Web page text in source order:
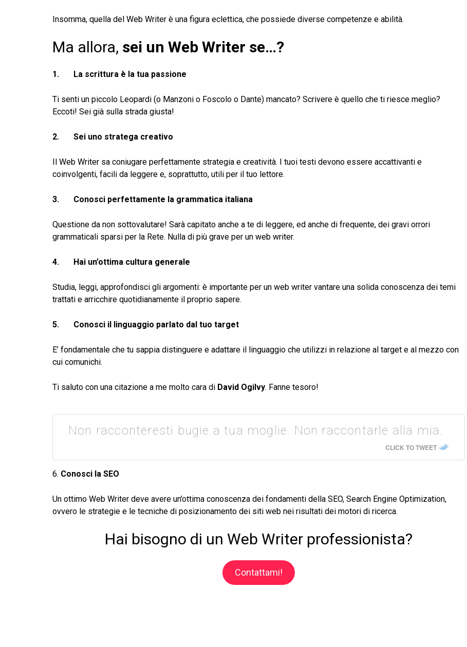
Insomma, quella del Web Writer è una figura eclettica, che possiede diverse competenze e abilità.
Ma allora, sei un Web Writer se…?
1. La scrittura è la tua passione
Ti senti un piccolo Leopardi (o Manzoni o Foscolo o Dante) mancato? Scrivere è quello che ti riesce meglio?
Eccoti! Sei già sulla strada giusta!
2. Sei uno stratega creativo
Il Web Writer sa coniugare perfettamente strategia e creatività. I tuoi testi devono essere accattivanti e
coinvolgenti, facili da leggere e, soprattutto, utili per il tuo lettore.
3. Conosci perfettamente la grammatica italiana
Questione da non sottovalutare! Sarà capitato anche a te di leggere, ed anche di frequente, dei gravi orrori
grammaticali sparsi per la Rete. Nulla di più grave per un web writer.
4. Hai un’ottima cultura generale
Studia, leggi, approfondisci gli argomenti: è importante per un web writer vantare una solida conoscenza dei temi
trattati e arricchire quotidianamente il proprio sapere.
5. Conosci il linguaggio parlato dal tuo target
E’ fondamentale che tu sappia distinguere e adattare il linguaggio che utilizzi in relazione al target e al mezzo con
cui comunichi.
Ti saluto con una citazione a me molto cara di David Ogilvy. Fanne tesoro!
Non racconteresti bugie a tua moglie. Non raccontarle alla mia.
CLICK TO TWEET
6. Conosci la SEO
Un ottimo Web Writer deve avere un’ottima conoscenza dei fondamenti della SEO, Search Engine Optimization,
ovvero le strategie e le tecniche di posizionamento dei siti web nei risultati dei motori di ricerca.
Hai bisogno di un Web Writer professionista?
Contattami!